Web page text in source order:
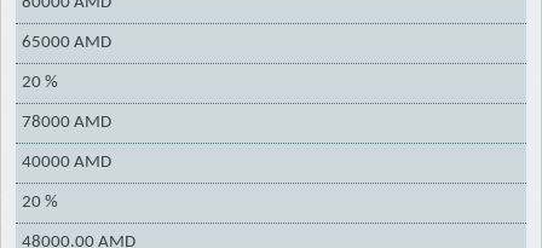
65000 AMD
20 %
78000 AMD
40000 AMD
20 %
48000.00 AMD